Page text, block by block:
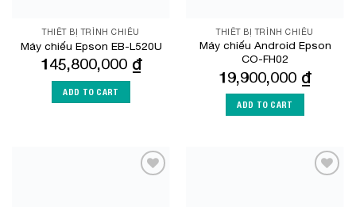
THIẾT BỊ TRÌNH CHIẾU
Máy chiếu Epson EB-L520U
145,800,000 ₫
ADD TO CART
THIẾT BỊ TRÌNH CHIẾU
Máy chiếu Android Epson
CO-FH02
19,900,000 ₫
ADD TO CART